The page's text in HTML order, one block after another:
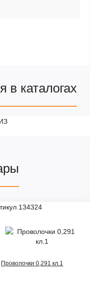
в каталогах
134324
Проволочки 0,291 кл.1